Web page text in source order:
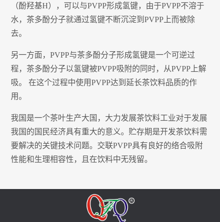
（酚羟基H），可以与PVPP形成氢键，由于PVPP不溶于
水，茶多酚分子就通过氢键不断沉淀到PVPP上而被除
去。
另一方面，PVPP与茶多酚分子形成氢键是一个可逆过
程，茶多酚分子以氢键被PVPP吸附的同时，从PVPP上解
吸。 在这个过程中使用PVPP达到延长茶饮料品质的作
用。
我国是一个茶叶生产大国，大力发展茶饮料工业对于发展
我国的国民经济具有重大的意义。贮存期是开发茶饮料需
要解决的关键技术问题。交联PVPP具有良好的络合吸附
性能和生理相容性，且在饮料中无残留。